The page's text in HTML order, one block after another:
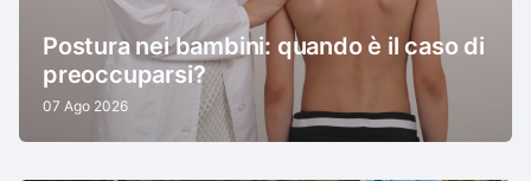
Postura nei bambini: quando è il caso di
preoccuparsi?
07 Ago 2026